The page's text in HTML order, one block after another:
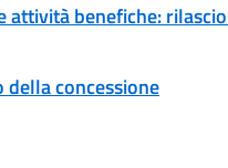
benefiche:
concessione